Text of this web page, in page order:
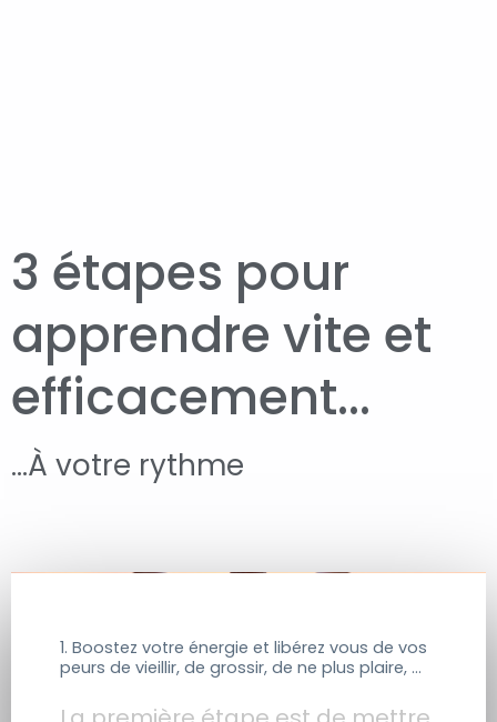
3 étapes pour
apprendre vite et
efficacement...
…À votre rythme
1. Boostez votre énergie et libérez vous de vos
peurs de vieillir, de grossir, de ne plus plaire, ...